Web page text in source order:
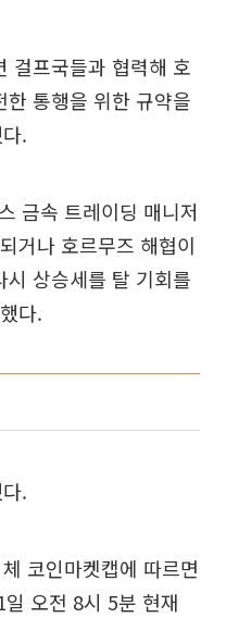
걸프국들과 협력해 호
통행을 위한 규약을
.
금속 트레이딩 매니저
거나 호르무즈 해협이
상승세를 탈 기회를
다.
.
코인마켓캡에 따르면
오전 8시 5분 현재